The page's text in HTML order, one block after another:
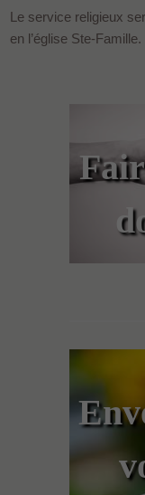
Le service religieux
en l’église Ste-Famille.